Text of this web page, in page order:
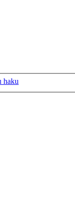
haku